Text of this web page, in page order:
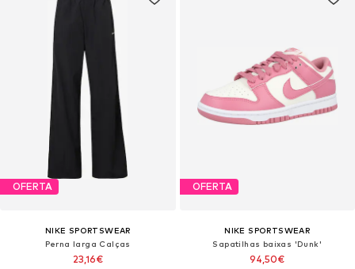
OFERTA
NIKE SPORTSWEAR
Perna larga Calças
23,16€
OFERTA
NIKE SPORTSWEAR
Sapatilhas baixas 'Dunk'
94,50€